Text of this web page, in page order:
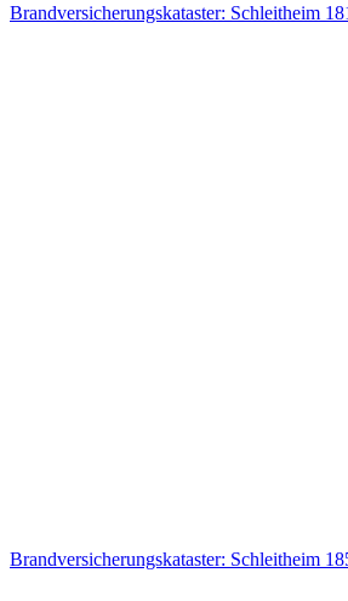
Brandversicherungskataster: Schleitheim
Brandversicherungskataster: Schleitheim